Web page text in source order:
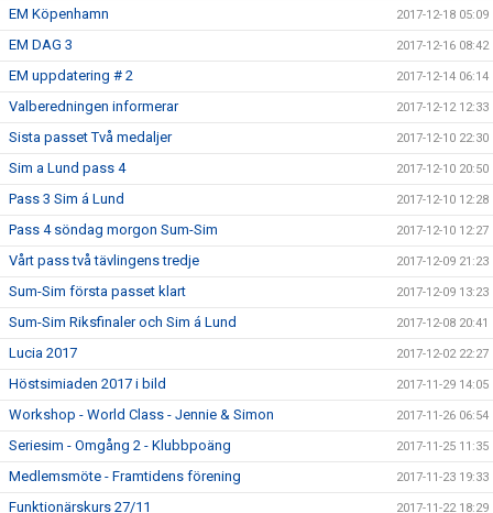
EM Köpenhamn 2017-12-18 05:09
EM DAG 3 2017-12-16 08:42
EM uppdatering # 2 2017-12-14 06:14
Valberedningen informerar 2017-12-12 12:33
Sista passet Två medaljer 2017-12-10 22:30
Sim a Lund pass 4 2017-12-10 20:50
Pass 3 Sim á Lund 2017-12-10 12:28
Pass 4 söndag morgon Sum-Sim 2017-12-10 12:27
Vårt pass två tävlingens tredje 2017-12-09 21:23
Sum-Sim första passet klart 2017-12-09 13:23
Sum-Sim Riksfinaler och Sim á Lund 2017-12-08 20:41
Lucia 2017 2017-12-02 22:27
Höstsimiaden 2017 i bild 2017-11-29 14:05
Workshop - World Class - Jennie & Simon 2017-11-26 06:54
Seriesim - Omgång 2 - Klubbpoäng 2017-11-25 11:35
Medlemsmöte - Framtidens förening 2017-11-23 19:33
Funktionärskurs 27/11 2017-11-22 18:29